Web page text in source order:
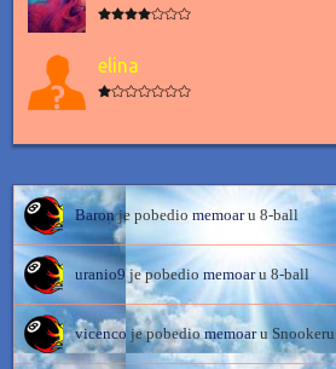
elina
Baronje pobediomemoaru 8-ball
uranio9je pobedio memoaru 8-ball
vicenco je pobediomemoaru Snookeru